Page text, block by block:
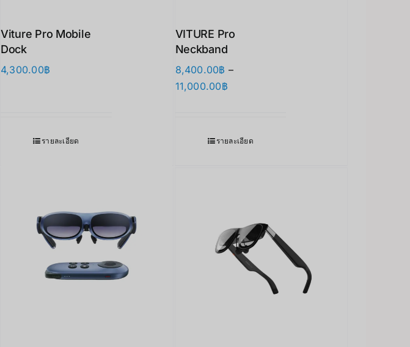
Viture Pro Mobile
Dock
4,300.00฿
รายละเอียด
VITURE Pro
Neckband
8,400.00฿ –
11,000.00฿Price
through
รายละเอียด